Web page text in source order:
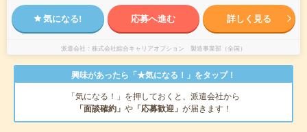
気になる! 応募へ進む 詳しく見る
派遣会社 株式会社綜合キャリアオプション 製造事業部（全国）
興味があったら「★気になる！」をタップ！
「気になる！」を押しておくと、派遣会社から
「面談確約」 や 「応募歓迎」 が届きます！